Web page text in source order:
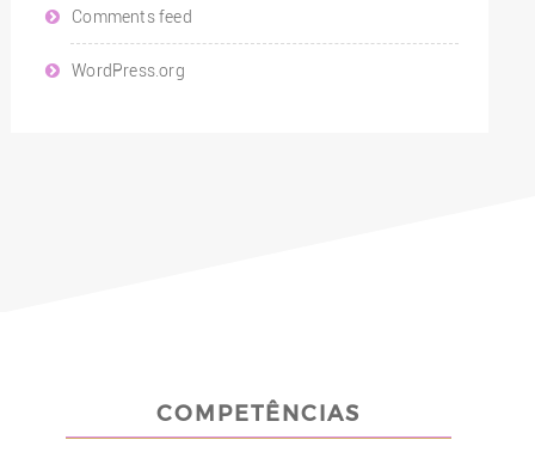
Comments feed
WordPress.org
COMPETÊNCIAS